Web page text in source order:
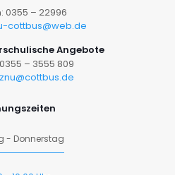
0355 – 22996
cottbus@web.de
Angebote
– 3555 809
- Donnerstag